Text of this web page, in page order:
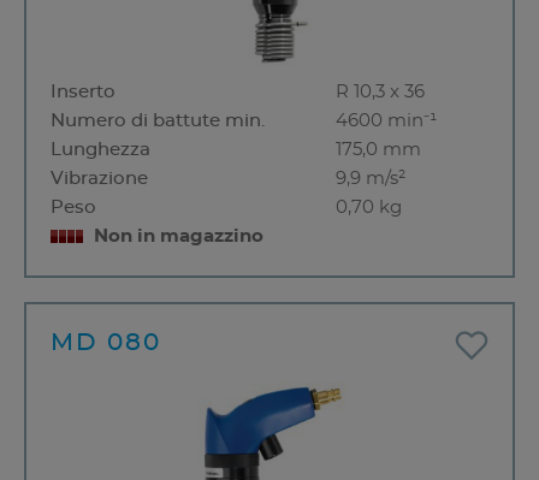
Inserto
R 10,3 x 36
Numero di battute min.
4600 min⁻¹
Lunghezza
175,0 mm
Vibrazione
9,9 m/s²
Peso
0,70 kg
Non in magazzino
MD 080